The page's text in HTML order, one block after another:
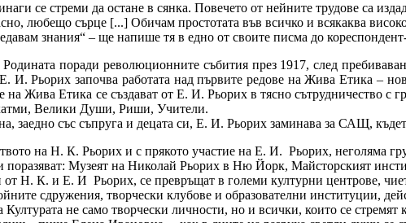
се стреми да остане в сянка. Повечето от нейните трудове са
любeщо сърце [...] Обичам простотата във всичко и всякаква
знания“ – ще напише тя в едно от своите писма до
поради революционните събития през 1917, след
И. Рьорих започва работата над първите редове на Жива Етика –
на Жива Етика се създават от Е. И. Рьорих в тясно сътрудничество
Велики Души, Риши, Учители.
заедно със съпруга и децата си, Е. И. Рьорих заминава за САЩ,
на Н. К. Рьорих и с прякото участие на Е. И. Рьорих, неголяма
поразяват: Музеят на Николай Рьорих в Ню Йорк, Майсторският
Н. К. и Е. И Рьорих, се превръщат в големи културни центрове,
сдружения, творчески клубове и образователни институции,
не само творчески личности, но и всички, които се стремят